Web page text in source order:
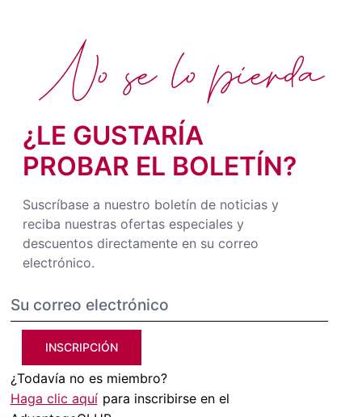
¿LE GUSTARÍA
PROBAR EL BOLETÍN?
Suscríbase a nuestro boletín de noticias y
reciba nuestras ofertas especiales y
descuentos directamente en su correo
electrónico.
INSCRIPCIÓN
¿Todavía no es miembro?
Haga clic aquí para inscribirse en el
No se lo pierda